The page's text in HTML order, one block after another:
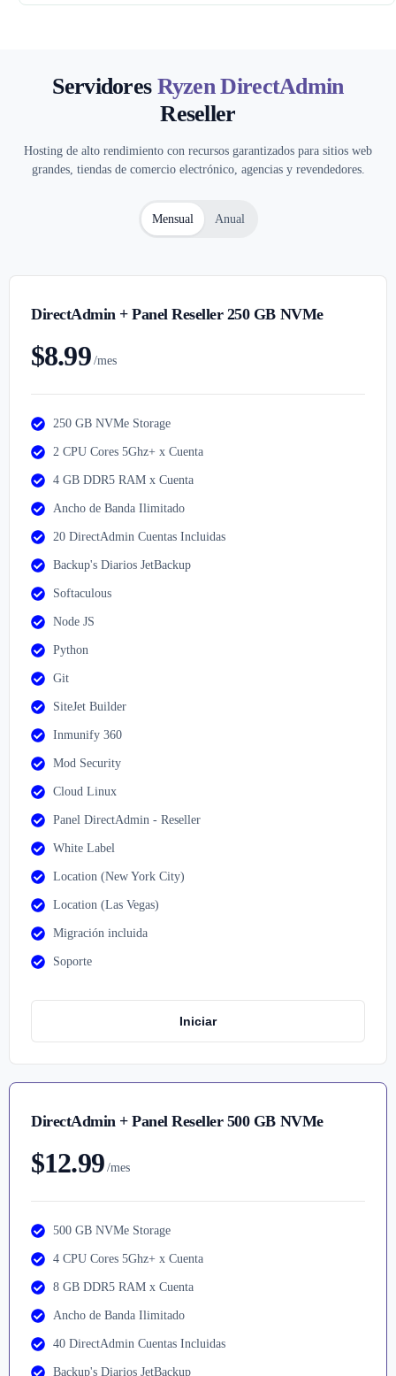
Servidores Ryzen DirectAdmin
Reseller
Hosting de alto rendimiento con recursos garantizados para sitios web
grandes, tiendas de comercio electrónico, agencias y revendedores.
Mensual Anual
DirectAdmin + Panel Reseller 250 GB NVMe
$8.99 /mes
250 GB NVMe Storage
2 CPU Cores 5Ghz+ x Cuenta
4 GB DDR5 RAM x Cuenta
Ancho de Banda Ilimitado
20 DirectAdmin Cuentas Incluidas
Backup's Diarios JetBackup
Softaculous
Node JS
Python
Git
SiteJet Builder
Inmunify 360
Mod Security
Cloud Linux
Panel DirectAdmin - Reseller
White Label
Location (New York City)
Location (Las Vegas)
Migración incluida
Soporte
Iniciar
DirectAdmin + Panel Reseller 500 GB NVMe
$12.99 /mes
500 GB NVMe Storage
4 CPU Cores 5Ghz+ x Cuenta
8 GB DDR5 RAM x Cuenta
Ancho de Banda Ilimitado
40 DirectAdmin Cuentas Incluidas
Backup's Diarios JetBackup